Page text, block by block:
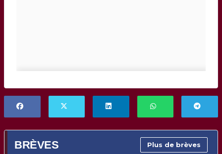
BRÈVES Plus de brèves